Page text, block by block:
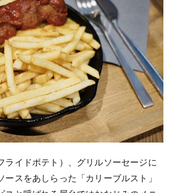
ライドポテト）、グリルソーセージに
ースをあしらった「カリーブルスト」